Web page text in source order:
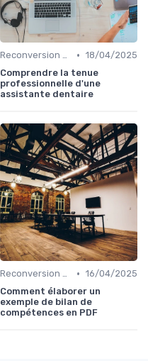
Reconversion et Montée en Compétences • 18/04/2025
Comprendre la tenue
professionnelle d'une
assistante dentaire
Reconversion et Montée en Compétences • 16/04/2025
Comment élaborer un
exemple de bilan de
compétences en PDF